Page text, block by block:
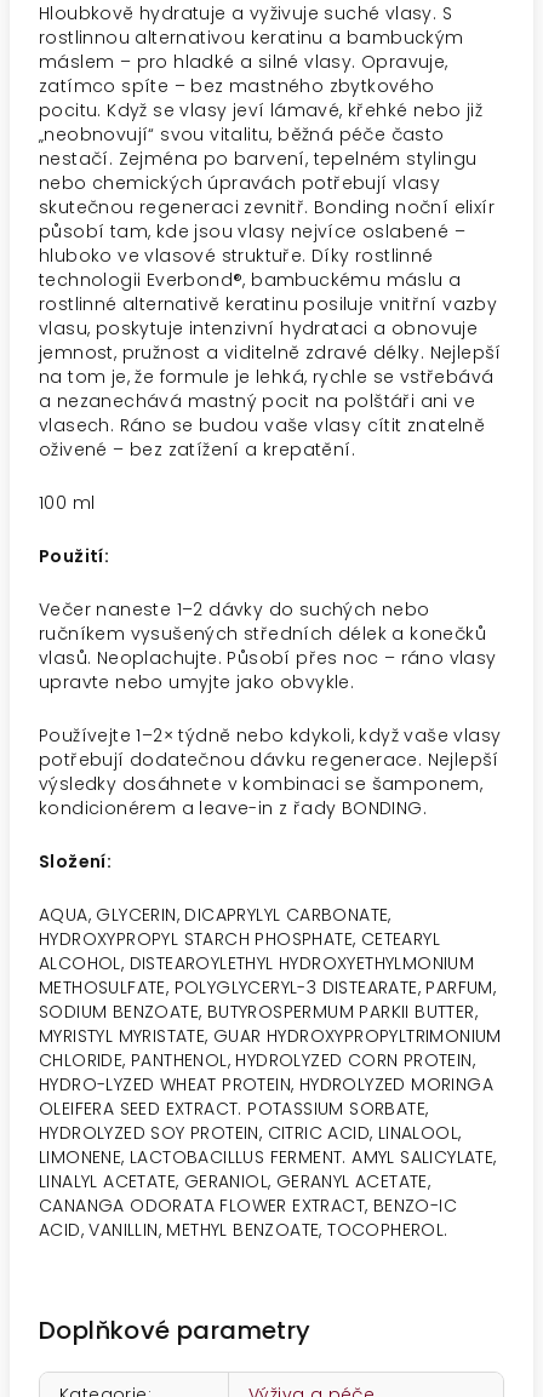
Hloubkově hydratuje a vyživuje suché vlasy. S
rostlinnou alternativou keratinu a bambuckým
máslem – pro hladké a silné vlasy. Opravuje,
zatímco spíte – bez mastného zbytkového
pocitu. Když se vlasy jeví lámavé, křehké nebo již
„neobnovují“ svou vitalitu, běžná péče často
nestačí. Zejména po barvení, tepelném stylingu
nebo chemických úpravách potřebují vlasy
skutečnou regeneraci zevnitř. Bonding noční elixír
působí tam, kde jsou vlasy nejvíce oslabené –
hluboko ve vlasové struktuře. Díky rostlinné
technologii Everbond®, bambuckému máslu a
rostlinné alternativě keratinu posiluje vnitřní vazby
vlasu, poskytuje intenzivní hydrataci a obnovuje
jemnost, pružnost a viditelně zdravé délky. Nejlepší
na tom je, že formule je lehká, rychle se vstřebává
a nezanechává mastný pocit na polštáři ani ve
vlasech. Ráno se budou vaše vlasy cítit znatelně
oživené – bez zatížení a krepatění.
100 ml
Použití:
Večer naneste 1–2 dávky do suchých nebo
ručníkem vysušených středních délek a konečků
vlasů. Neoplachujte. Působí přes noc – ráno vlasy
upravte nebo umyjte jako obvykle.
Používejte 1–2× týdně nebo kdykoli, když vaše vlasy
potřebují dodatečnou dávku regenerace. Nejlepší
výsledky dosáhnete v kombinaci se šamponem,
kondicionérem a leave-in z řady BONDING.
Složení:
AQUA, GLYCERIN, DICAPRYLYL CARBONATE,
HYDROXYPROPYL STARCH PHOSPHATE, CETEARYL
ALCOHOL, DISTEAROYLETHYL HYDROXYETHYLMONIUM
METHOSULFATE, POLYGLYCERYL-3 DISTEARATE, PARFUM,
SODIUM BENZOATE, BUTYROSPERMUM PARKII BUTTER,
MYRISTYL MYRISTATE, GUAR HYDROXYPROPYLTRIMONIUM
CHLORIDE, PANTHENOL, HYDROLYZED CORN PROTEIN,
HYDRO-LYZED WHEAT PROTEIN, HYDROLYZED MORINGA
OLEIFERA SEED EXTRACT. POTASSIUM SORBATE,
HYDROLYZED SOY PROTEIN, CITRIC ACID, LINALOOL,
LIMONENE, LACTOBACILLUS FERMENT. AMYL SALICYLATE,
LINALYL ACETATE, GERANIOL, GERANYL ACETATE,
CANANGA ODORATA FLOWER EXTRACT, BENZO-IC
ACID, VANILLIN, METHYL BENZOATE, TOCOPHEROL.
Doplňkové parametry